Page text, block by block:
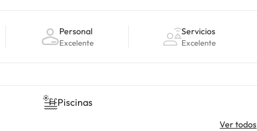
Personal
Excelente
Servicios
Excelente
Piscinas
Ver todos